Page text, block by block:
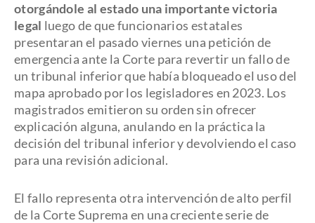
otorgándole al estado una importante victoria
legal luego de que funcionarios estatales
presentaran el pasado viernes una petición de
emergencia ante la Corte para revertir un fallo de
un tribunal inferior que había bloqueado el uso del
mapa aprobado por los legisladores en 2023. Los
magistrados emitieron su orden sin ofrecer
explicación alguna, anulando en la práctica la
decisión del tribunal inferior y devolviendo el caso
para una revisión adicional.
El fallo representa otra intervención de alto perfil
de la Corte Suprema en una creciente serie de